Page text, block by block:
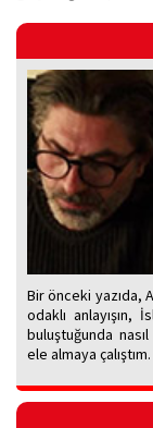
Bir önceki yazıda,
odaklı
buluştuğunda
ele almaya çalıştım.